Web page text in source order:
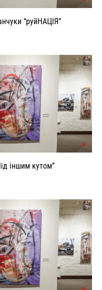
“руйНАЦІЯ”
іншим кутом”